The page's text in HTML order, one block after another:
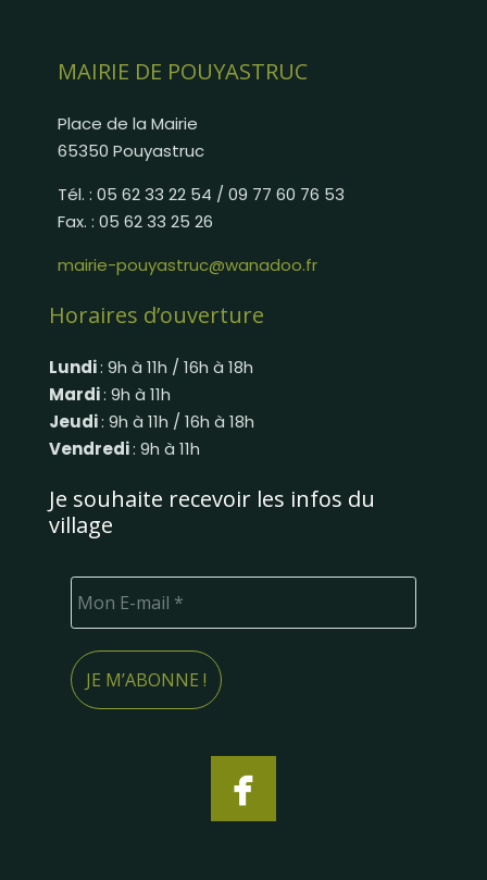
MAIRIE DE POUYASTRUC
Place de la Mairie
65350 Pouyastruc
Tél. : 05 62 33 22 54 / 09 77 60 76 53
Fax. : 05 62 33 25 26
mairie-pouyastruc@wanadoo.fr
Horaires d’ouverture
Lundi: 9h à 11h / 16h à 18h
Mardi: 9h à 11h
Jeudi: 9h à 11h / 16h à 18h
Vendredi: 9h à 11h
Je souhaite recevoir les infos du
village